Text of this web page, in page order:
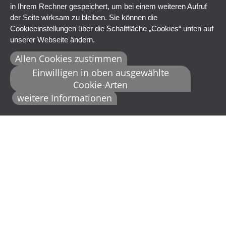
in Ihrem Rechner gespeichert, um bei einem weiteren Aufruf
der Seite wirksam zu bleiben. Sie können die
Cookieeinstellungen über die Schaltfläche „Cookies“ unten auf
unserer Webseite ändern.
Allen Cookies zustimmen
Einwilligen in oben ausgewählte
Cookie-Arten
weitere Informationen